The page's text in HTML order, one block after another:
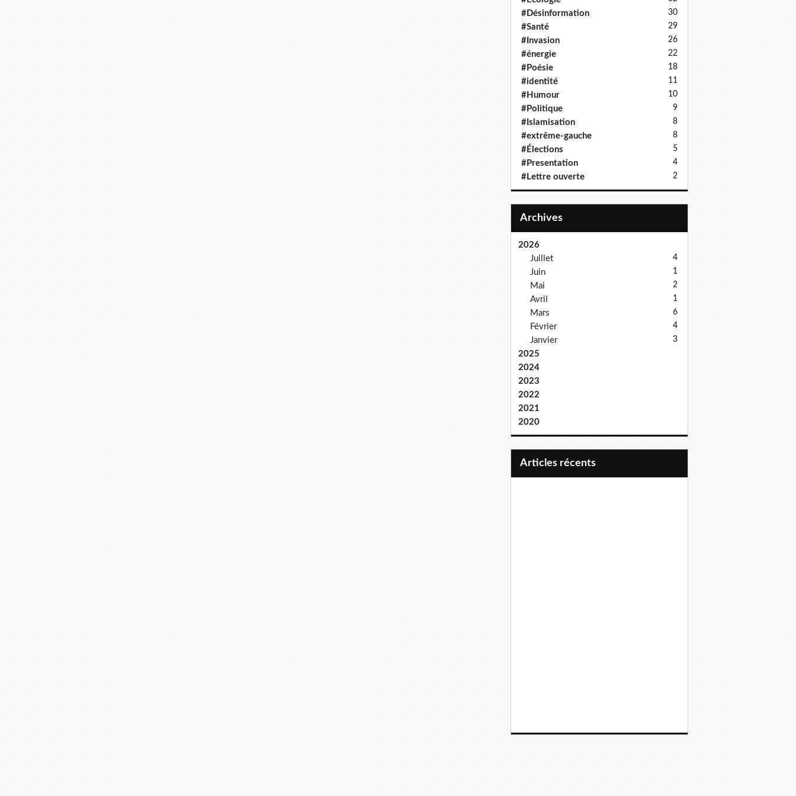
#Désinformation 30
#Santé 29
#Invasion 26
#énergie 22
#Poésie 18
#identité 11
#Humour 10
#Politique 9
#Islamisation 8
#extrême-gauche 8
#Élections 5
#Presentation 4
#Lettre ouverte 2
Archives
2026
Juillet
4
Juin 1
Mai 2
Avril 1
Mars 6
Février 4
Janvier 3
2025
2024
2023
2022
2021
2020
articles récents